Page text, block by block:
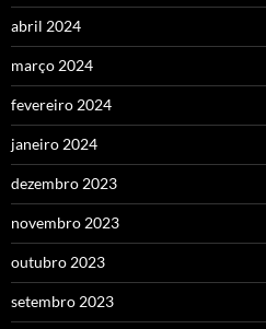
abril 2024
março 2024
fevereiro 2024
janeiro 2024
dezembro 2023
novembro 2023
outubro 2023
setembro 2023